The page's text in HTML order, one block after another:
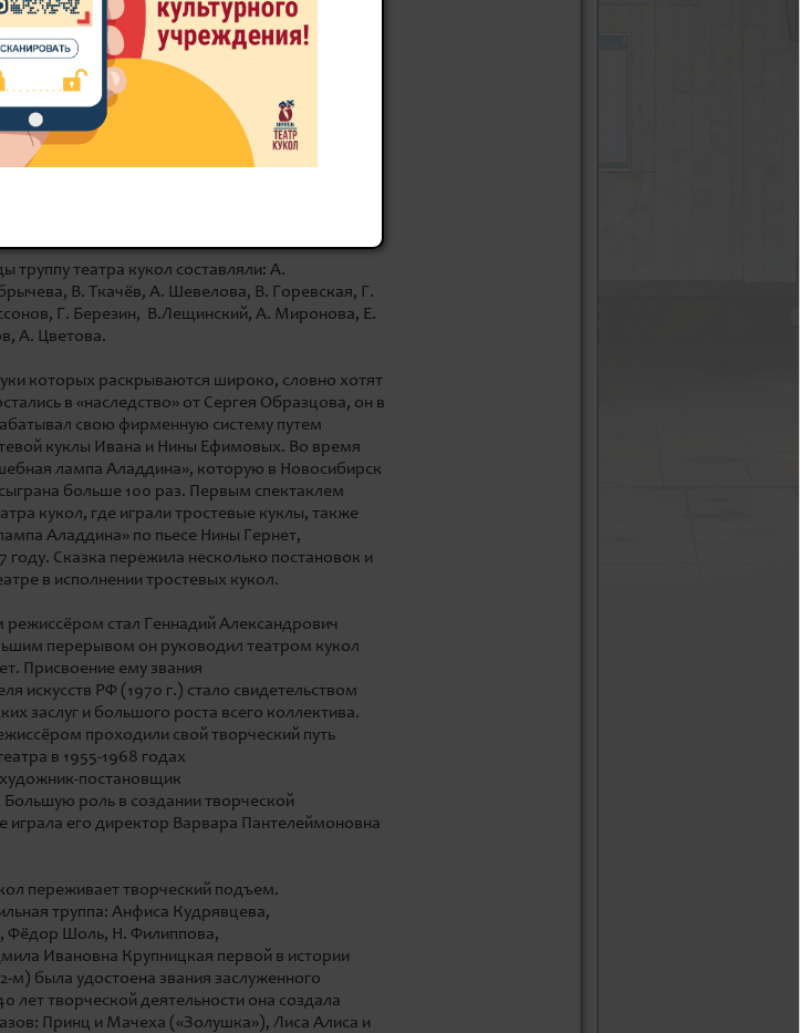
военных лет составили артисты: А. Миронов,
А. Цветова, Н. Филиппова, В. Лещинский, И.
пришёл в театр кукол 14-летним
войны, сначала рабочим сцены, но очень
талант, придумал свои концертные номера
«Чечётка». Валентин Иванович посвятил театру
57 лет, как артист-кукловод сыграл более 200
артист РФ. Писал музыку, преподавал
труппу театра кукол составляли: А.
В. Ткачёв, А. Шевелова, В. Горевская, Г.
Г. Березин, В.Лещинский, А. Миронова, Е.
А. Цветова.
которых раскрываются широко, словно хотят
в «наследство» от Сергея Образцова, он в
свою фирменную систему путем
куклы Ивана и Нины Ефимовых. Во время
лампа Аладдина», которую в Новосибирск
больше 100 раз. Первым спектаклем
кукол, где играли тростевые куклы, также
Аладдина» по пьесе Нины Гернет,
году. Сказка пережила несколько постановок и
в исполнении тростевых кукол.
режиссёром стал Геннадий Александрович
перерывом он руководил театром кукол
Присвоение ему звания
искусств РФ (1970 г.) стало свидетельством
заслуг и большого роста всего коллектива.
проходили свой творческий путь
в 1955-1968 годах
постановщик
роль в создании творческой
играла его директор Варвара Пантелеймоновна
переживает творческий подъем.
труппа: Анфиса Кудрявцева,
Фёдор Шоль, Н. Филиппова,
Ивановна Крупницкая первой в истории
м) была удостоена звания заслуженного
лет творческой деятельности она создала
Принц и Мачеха («Золушка»), Лиса Алиса и